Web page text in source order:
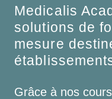
Medicalis
solutions de
mesure
Grâce à nos